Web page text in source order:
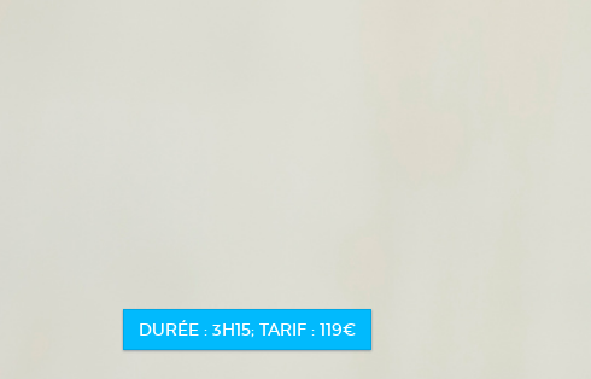
DURÉE : 3H15; TARIF : 119€